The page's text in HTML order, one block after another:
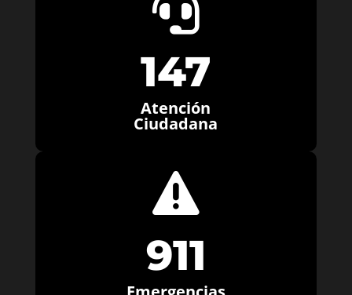

147
Atención
Ciudadana

911